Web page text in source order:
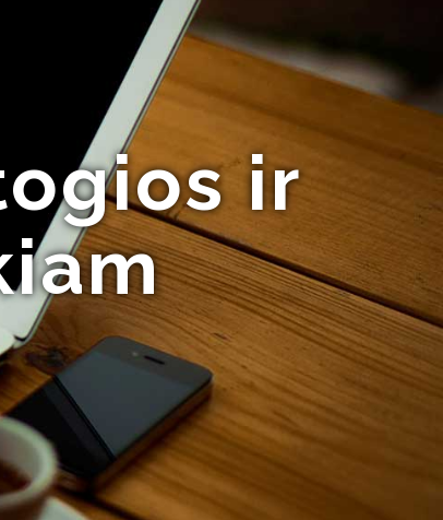
ir